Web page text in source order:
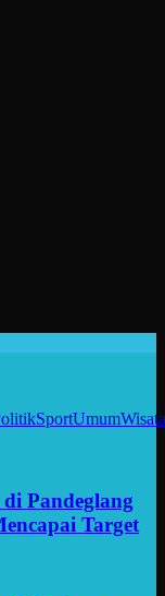
SportUmumWisata
Pandeglang
Target